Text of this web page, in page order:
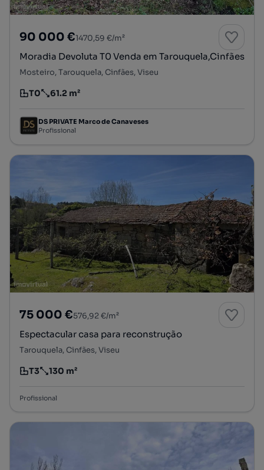
90 000 €1470,59 €/m²
Moradia Devoluta T0 Venda em Tarouquela,Cinfães
Mosteiro, Tarouquela, Cinfães, Viseu
Tipologia
T0
Preço por metro quadrado
61.2 m²
DS PRIVATE Marco de Canaveses
Profissional
75 000 €576,92 €/m²
Espectacular casa para reconstrução
Tarouquela, Cinfães, Viseu
Tipologia
T3
Preço por metro quadrado
130 m²
Profissional